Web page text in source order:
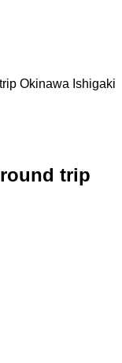
Okinawa Ishigaki
trip